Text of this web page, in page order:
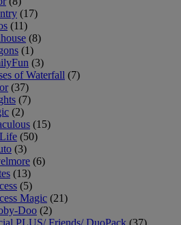
(17)
(11)
(8)
(1)
(3)
of Waterfall (7)
(37)
(7)
(2)
(15)
(50)
(3)
(6)
(13)
(5)
Magic (21)
Doo (2)
PLUS/ Friends/ DuoPack (37)